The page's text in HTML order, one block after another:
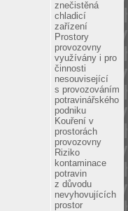
znečistěná
chladicí
zařízení
Prostory
provozovny
využívány i pro
činnosti
nesouvisející
s provozováním
potravinářského
podniku
Kouření v
prostorách
provozovny
Riziko
kontaminace
potravin
z důvodu
nevyhovujících
prostor